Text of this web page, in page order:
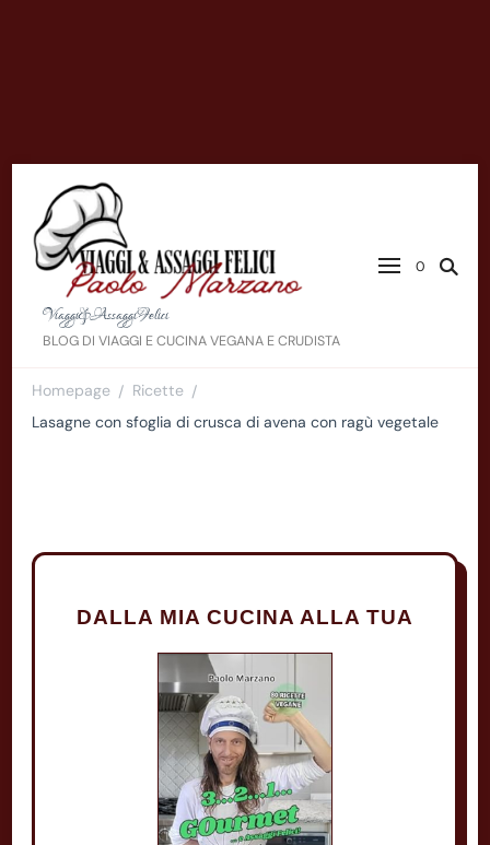
Viaggi&AssaggiFelici
BLOG DI VIAGGI E CUCINA VEGANA E CRUDISTA
0
Homepage / Ricette /
Lasagne con sfoglia di crusca di avena con ragù vegetale
DALLA MIA CUCINA ALLA TUA